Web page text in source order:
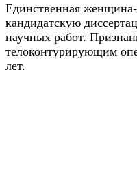
Единственная
кандидатскую
научных работ.
телоконтурирующим
лет.